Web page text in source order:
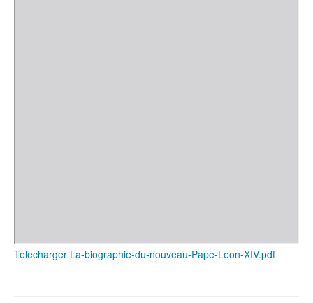
Telecharger La-biographie-du-nouveau-Pape-Leon-XIV.pdf